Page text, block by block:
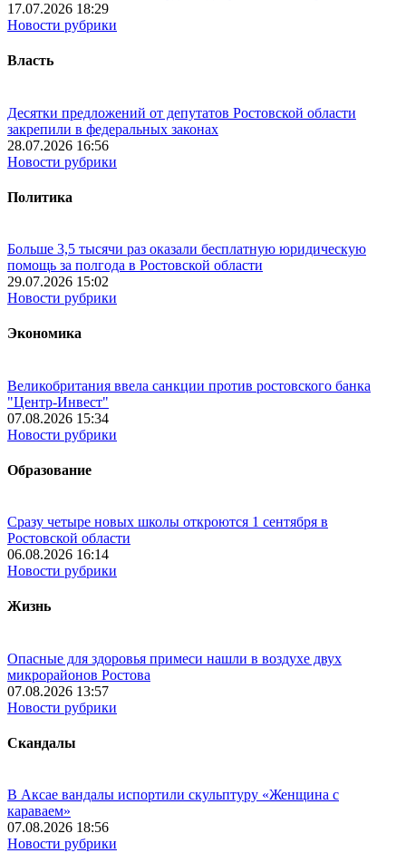
17.07.2026 18:29
Новости рубрики
Власть
Десятки предложений от депутатов Ростовской области
закрепили в федеральных законах
28.07.2026 16:56
Новости рубрики
Политика
Больше 3,5 тысячи раз оказали бесплатную юридическую
помощь за полгода в Ростовской области
29.07.2026 15:02
Новости рубрики
Экономика
Великобритания ввела санкции против ростовского банка
"Центр-Инвест"
07.08.2026 15:34
Новости рубрики
Образование
Сразу четыре новых школы откроются 1 сентября в
Ростовской области
06.08.2026 16:14
Новости рубрики
Жизнь
Опасные для здоровья примеси нашли в воздухе двух
микрорайонов Ростова
07.08.2026 13:57
Новости рубрики
Скандалы
В Аксае вандалы испортили скульптуру «Женщина с
караваем»
07.08.2026 18:56
Новости рубрики